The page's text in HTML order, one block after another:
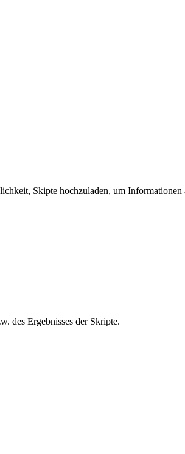
Skipte hochzuladen, um Informationen
des Ergebnisses der Skripte.